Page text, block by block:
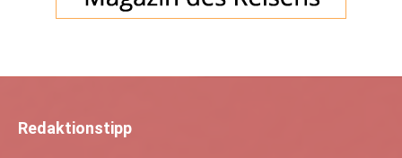
Redaktionstipp